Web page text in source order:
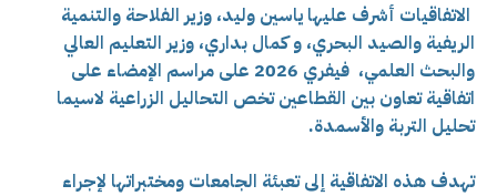
الاتفاقيات أشرف عليها ياسين وليد، وزير الفلاحة والتنمية
الريفية والصيد البحري، و كمال بداري، وزير التعليم العالي
والبحث العلمي، فيفري 2026 على مراسم الإمضاء على
اتفاقية تعاون بين القطاعين تخص التحاليل الزراعية لاسيما
تحليل التربة والأسمدة.
تهدف هذه الاتفاقية إلى تعبئة الجامعات ومختبراتها لإجراء